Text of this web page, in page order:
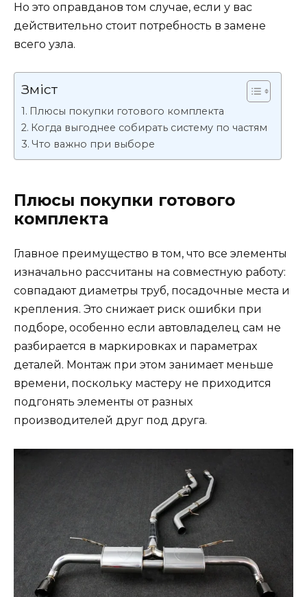
Но это оправданов том случае, если у вас
действительно стоит потребность в замене
всего узла.
Зміст
Плюсы покупки готового комплекта
Когда выгоднее собирать систему по частям
Что важно при выборе
Плюсы покупки готового
комплекта
Главное преимущество в том, что все элементы
изначально рассчитаны на совместную работу:
совпадают диаметры труб, посадочные места и
крепления. Это снижает риск ошибки при
подборе, особенно если автовладелец сам не
разбирается в маркировках и параметрах
деталей. Монтаж при этом занимает меньше
времени, поскольку мастеру не приходится
подгонять элементы от разных
производителей друг под друга.